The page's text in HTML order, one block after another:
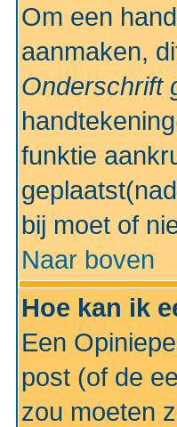
Om een
aanmaken,
Onderschrift
funktie
bij moet of
Naar boven
Hoe kan ik
Een
post (of de
zou moeten